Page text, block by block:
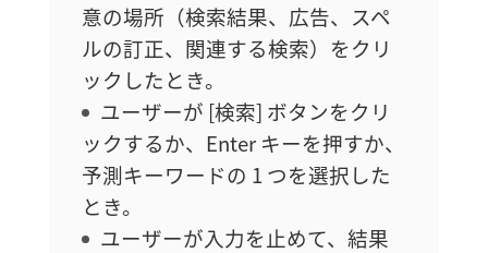
意の場所（検索結果、広告、スペ
ルの訂正、関連する検索）をクリ
ックしたとき。
ユーザーが [検索] ボタンをクリ
ックするか、Enter キーを押すか、
予測キーワードの 1 つを選択した
とき。
ユーザーが入力を止めて、結果